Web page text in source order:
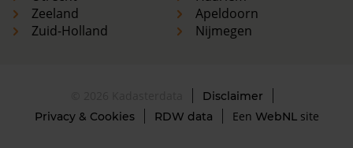
Zeeland
Zuid-Holland
Apeldoorn
Nijmegen
Disclaimer
Privacy & Cookies
RDW data Een WebNLsite